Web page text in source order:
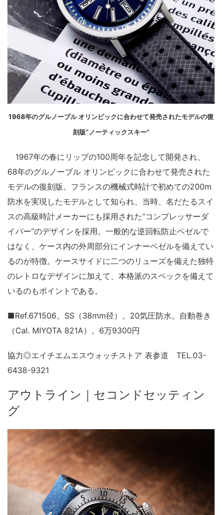
1968年のグルノーブル オリンピックに合わせて発売されたモデルの復
刻版“ノーティックスキー”
1967年の春にリップの100周年を記念して開発され、
68年のグルノーブル オリンピックに合わせて発売された
モデルの復刻版。フランスの機械式時計で初めての200m
防水を実現したモデルとして知られ、当時、名だたるスイ
スの高級時計メーカーにも採用された“コンプレッサーダ
イバー”のデザインを採用。一般的な逆回転防止ベゼルで
はなく、ケース内の外周部分にインナーベゼルを備えてい
るのが特徴。ケースサイドに二つのリューズを備えた独特
のレトロなデザインに加えて、本格派のスペックを備えて
いるのもポイントである。
■Ref.671506。SS（38mm径）。20気圧防水。自動巻き
（Cal. MIYOTA 821A）。6万9300円
協力◎エイチエムエスウォッチストア 表参道 TEL.03-
6438-9321
アウトライン｜セコンドセッティン
グ